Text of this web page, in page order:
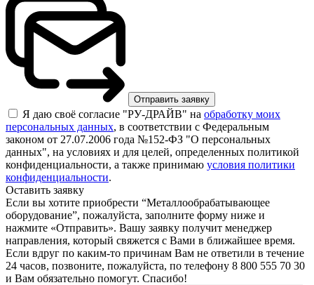
Я даю своё согласие "РУ-ДРАЙВ" на обработку моих
персональных данных, в соответствии с Федеральным
законом от 27.07.2006 года №152-ФЗ "О персональных
данных", на условиях и для целей, определенных политикой
конфиденциальности, а также принимаю условия политики
конфиденциальности.
Оставить заявку
Если вы хотите приобрести “Металлообрабатывающее
оборудование”, пожалуйста, заполните форму ниже и
нажмите «Отправить». Вашу заявку получит менеджер
направления, который свяжется с Вами в ближайшее время.
Если вдруг по каким-то причинам Вам не ответили в течение
24 часов, позвоните, пожалуйста, по телефону 8 800 555 70 30
и Вам обязательно помогут. Спасибо!